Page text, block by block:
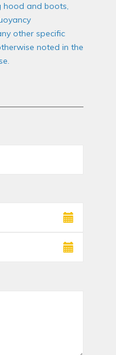
hood and boots,
other specific
noted in the